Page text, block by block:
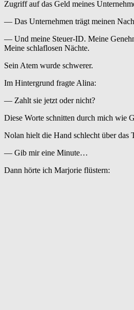
Zugriff auf das Geld meines
— Das Unternehmen trägt meinen
— Und meine Steuer-ID. Meine
Meine schlaflosen Nächte.
Sein Atem wurde schwerer.
Im Hintergrund fragte Alina:
— Zahlt sie jetzt oder nicht?
Diese Worte schnitten durch mich wie
Nolan hielt die Hand schlecht über das
— Gib mir eine Minute…
Dann hörte ich Marjorie flüstern: